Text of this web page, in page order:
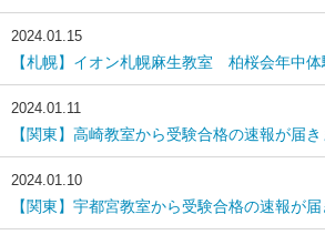
2024.01.15
【札幌】イオン札幌麻生教室 柏桜会年中
2024.01.11
【関東】高崎教室から受験合格の速報が届
2024.01.10
【関東】宇都宮教室から受験合格の速報が